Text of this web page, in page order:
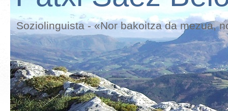
Soziolinguista - «Nor bakoitza da mezua,